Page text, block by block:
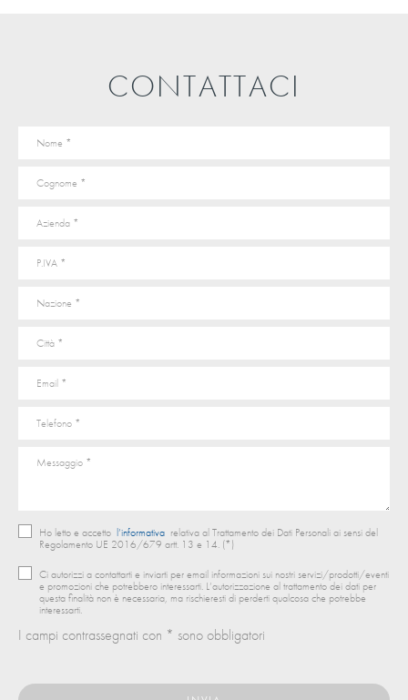
CONTATTACI
Ho letto e accetto l’informativa relativa al Trattamento dei Dati Personali ai sensi del
Regolamento UE 2016/679 artt. 13 e 14. (*)
Ci autorizzi a contattarti e inviarti per email informazioni sui nostri servizi/prodotti/eventi
e promozioni che potrebbero interessarti. L’autorizzazione al trattamento dei dati per
questa finalità non è necessaria, ma rischieresti di perderti qualcosa che potrebbe
interessarti.
I campi contrassegnati con * sono obbligatori